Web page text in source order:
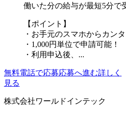
働いた分の給与が最短5分で
【ポイント】
・お手元のスマホからカン
・1,000円単位で申請可能！
・利用申込後、...
無料電話で応募応募へ進む詳しく
見る
株式会社ワールドインテック